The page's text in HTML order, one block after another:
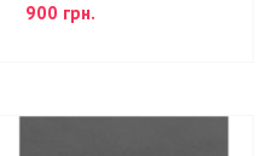
900 грн.